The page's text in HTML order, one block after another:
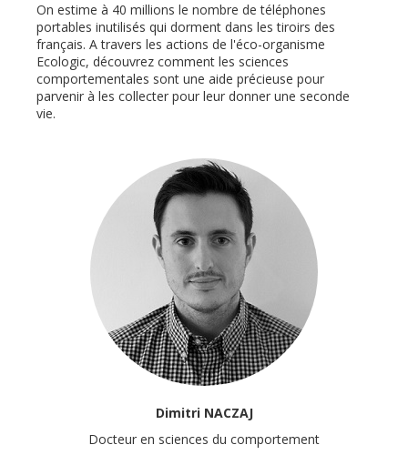
On estime à 40 millions le nombre de téléphones
portables inutilisés qui dorment dans les tiroirs des
français. A travers les actions de l'éco-organisme
Ecologic, découvrez comment les sciences
comportementales sont une aide précieuse pour
parvenir à les collecter pour leur donner une seconde
vie.
Dimitri NACZAJ
Docteur en sciences du comportement